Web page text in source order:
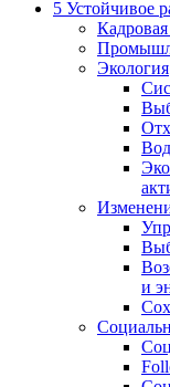
5 Устойчивое
Экология
и